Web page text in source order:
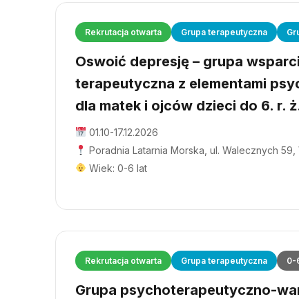
Rekrutacja otwarta Grupa terapeutyczna
Oswoić depresję – grupa
terapeutyczna z elementami
dla matek i ojców dzieci do 6. r.
01.10-17.12.2026
Poradnia Latarnia Morska, ul. Walecznych 59,
Wiek: 0-6 lat
Rekrutacja otwarta Grupa terapeutyczna 0-
Grupa psychoterapeutyczno-